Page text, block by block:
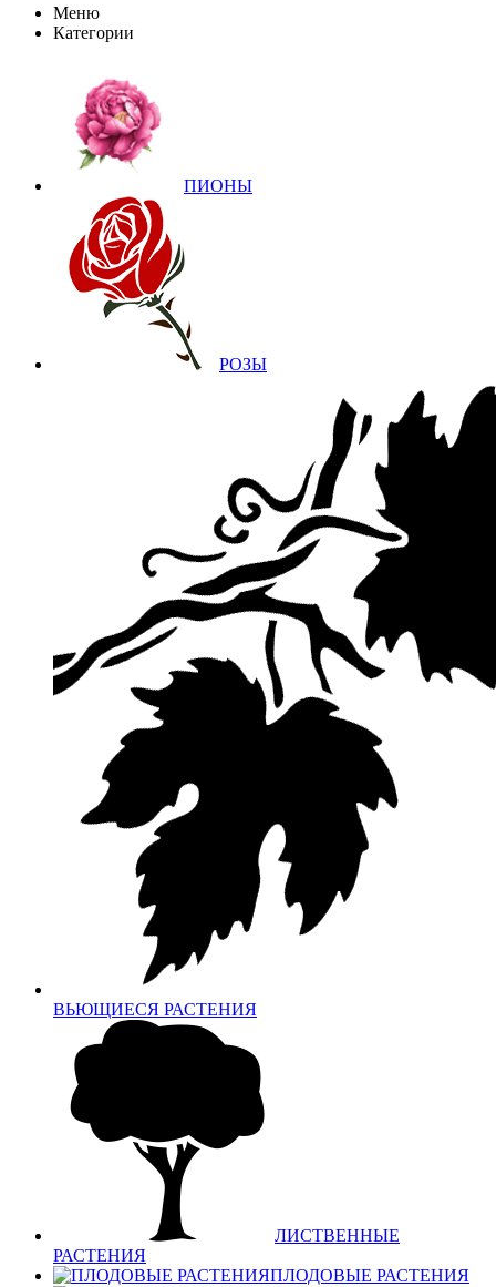
Меню
Категории
ПИОНЫ
РОЗЫ
ВЬЮЩИЕСЯ РАСТЕНИЯ
ЛИСТВЕННЫЕ
РАСТЕНИЯ
ПЛОДОВЫЕ РАСТЕНИЯ